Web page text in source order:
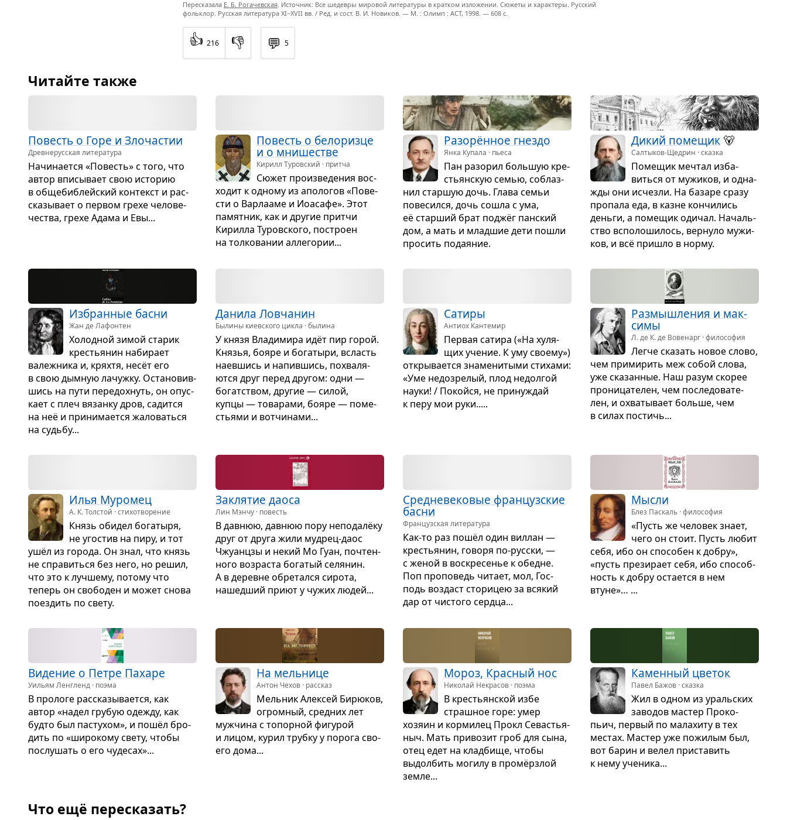
Пересказала Е. Б. Рогачевская . Источник: Все шедевры мировой литературы в кратком изложении. Сюжеты и характеры. Русский
фольклор. Русская литература XI−XVII вв. / Ред. и сост. В. И. Новиков. — М. : Олимп : ACT, 1998. — 608 с.
👍 216 👎 💬 5
Читайте также
Повесть о Горе и Зло­ча­стии
Древне­русская литература
Начи­на­ется «Повесть» с того, что
автор впи­сы­вает свою исто­рию
в обще­биб­лейский кон­текст и рас­
ска­зы­вает о пер­вом грехе чело­ве­
че­ства, грехе Адама и Евы...
Повесть о бело­ризце
и о мни­ше­стве
Кирилл Туровский · притча
Сюжет про­из­ве­де­ния вос­
хо­дит к одному из апо­ло­гов «Пове­
сти о Вар­ла­аме и Иоасафе». Этот
памят­ник, как и дру­гие притчи
Кирилла Туров­ского, построен
на тол­ко­ва­нии алле­го­рии...
Разорён­ное гнездо
Янка Купала · пьеса
Пан разо­рил боль­шую кре­
стьян­скую семью, соблаз­
нил стар­шую дочь. Глава семьи
пове­сился, дочь сошла с ума,
её стар­ший брат под­жёг пан­ский
дом, а мать и млад­шие дети пошли
про­сить пода­я­ние.
Дикий поме­щик 🐻
Салтыков-Щедрин · сказка
Поме­щик меч­тал изба­
виться от мужи­ков, и одна­
жды они исчезли. На базаре сразу
про­пала еда, в казне кон­чи­лись
деньги, а поме­щик оди­чал. Началь­
ство вспо­ло­ши­лось, вер­нуло мужи­
ков, и всё при­шло в норму.
Избран­ные басни
Жан де Лафонтен
Холод­ной зимой ста­рик
кре­стья­нин наби­рает
валеж­ника и, кряхтя, несёт его
в свою дым­ную лачужку. Оста­но­вив­
шись на пути пере­дох­нуть, он опус­
кает с плеч вязанку дров, садится
на неё и при­ни­ма­ется жало­ваться
на судьбу...
Данила Лов­ча­нин
Былины киевского цикла · былина
У князя Вла­ди­мира идёт пир горой.
Кня­зья, бояре и бога­тыри, всласть
наев­шись и напив­шись, похва­ля­
ются друг перед дру­гом: одни —
богат­ством, дру­гие — силой,
купцы — това­рами, бояре — поме­
стьями и вот­чи­нами...
Сатиры
Антиох Кантемир
Пер­вая сатира («На хуля­
щих уче­ние. К уму сво­ему»)
откры­ва­ется зна­ме­ни­тыми сти­хами:
«Уме недо­зре­лый, плод недол­гой
науки! / Покойся, не при­ну­ждай
к перу мои руки.....
Раз­мыш­ле­ния и мак­
симы
Л. де К. де Вовенарг · философия
Легче ска­зать новое слово,
чем при­ми­рить меж собой слова,
уже ска­зан­ные. Наш разум ско­рее
про­ни­ца­те­лен, чем после­до­ва­те­
лен, и охва­ты­вает больше, чем
в силах постичь...
Илья Муро­мец
А. К. Толстой · стихотворение
Князь оби­дел бога­тыря,
не уго­стив на пиру, и тот
ушёл из города. Он знал, что князь
не спра­виться без него, но решил,
что это к луч­шему, потому что
теперь он сво­бо­ден и может снова
поез­дить по свету.
Закля­тие даоса
Лин Мэнчу · повесть
В дав­нюю, дав­нюю пору непо­далёку
друг от друга жили муд­рец-даос
Чжу­анцзы и некий Мо Гуан, почтен­
ного воз­раста бога­тый селя­нин.
А в деревне обре­тался сирота,
нашед­ший приют у чужих людей...
Сред­не­ве­ко­вые фран­цуз­ские
басни
Французская литература
Как-то раз пошёл один вил­лан —
кре­стья­нин, говоря по-рус­ски, —
с женой в вос­кре­се­нье к обедне.
Поп про­по­ведь читает, мол, Гос­
подь воз­даст сто­ри­цею за вся­кий
дар от чистого сердца...
Мысли
Блез Паскаль · философия
«Пусть же чело­век знает,
чего он стоит. Пусть любит
себя, ибо он спо­со­бен к добру»,
«пусть пре­зи­рает себя, ибо спо­соб­
ность к добру оста­ется в нем
втуне»… ...
Виде­ние о Петре Пахаре
Уильям Ленгленд · поэма
В про­логе рас­ска­зы­ва­ется, как
автор «надел гру­бую оде­жду, как
будто был пасту­хом», и пошёл бро­
дить по «широ­кому свету, чтобы
послу­шать о его чуде­сах»...
На мель­нице
Антон Чехов · рассказ
Мель­ник Алек­сей Бирю­ков,
огром­ный, сред­них лет
муж­чина с топор­ной фигу­рой
и лицом, курил трубку у порога сво­
его дома...
Мороз, Крас­ный нос
Николай Некрасов · поэма
В кре­стьян­ской избе
страш­ное горе: умер
хозяин и кор­ми­лец Прокл Сева­стья­
ныч. Мать при­во­зит гроб для сына,
отец едет на клад­бище, чтобы
выдол­бить могилу в промёрз­лой
земле...
Камен­ный цве­ток
Павел Бажов · сказка
Жил в одном из ураль­ских
заво­дов мастер Про­ко­
пьич, пер­вый по мала­хиту в тех
местах. Мастер уже пожи­лым был,
вот барин и велел при­ста­вить
к нему уче­ника...
Что ещё пересказать?